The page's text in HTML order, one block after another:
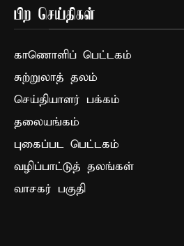
பிற செய்திகள்
காணொளிப் பெட்டகம்
சுற்றுலாத் தலம்
செய்தியாளர் பக்கம்
தலையங்கம்
புகைப்பட பெட்டகம்
வழிப்பாட்டுத் தலங்கள்
வாசகர் பகுதி